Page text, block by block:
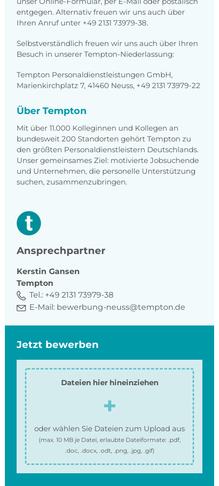
entgegen. Alternativ freuen wir uns auch über
Ihren Anruf unter +49 2131 73979-38.
Selbstverständlich freuen wir uns auch über Ihren
Besuch in unserer Tempton-Niederlassung:
Tempton Personaldienstleistungen GmbH,
Marienkirchplatz 7, 41460 Neuss, +49 2131 73979-22
Über Tempton
Mit über 11.000 Kolleginnen und Kollegen an
bundesweit 200 Standorten gehört Tempton zu
den größten Personaldienstleistern Deutschlands.
Unser gemeinsames Ziel: motivierte Jobsuchende
und Unternehmen, die personelle Unterstützung
suchen, zusammenzubringen.
Ansprechpartner
Kerstin Gansen
Tempton
Tel.: +49 2131 73979-38
E-Mail: bewerbung-neuss@tempton.de
Jetzt bewerben
Dateien hier hineinziehen
oder wählen Sie Dateien zum Upload aus
(max. 10 MBje Datei, erlaubte Dateiformate: .pdf,
.doc, .docx, .odt, .png, .jpg, .gif)